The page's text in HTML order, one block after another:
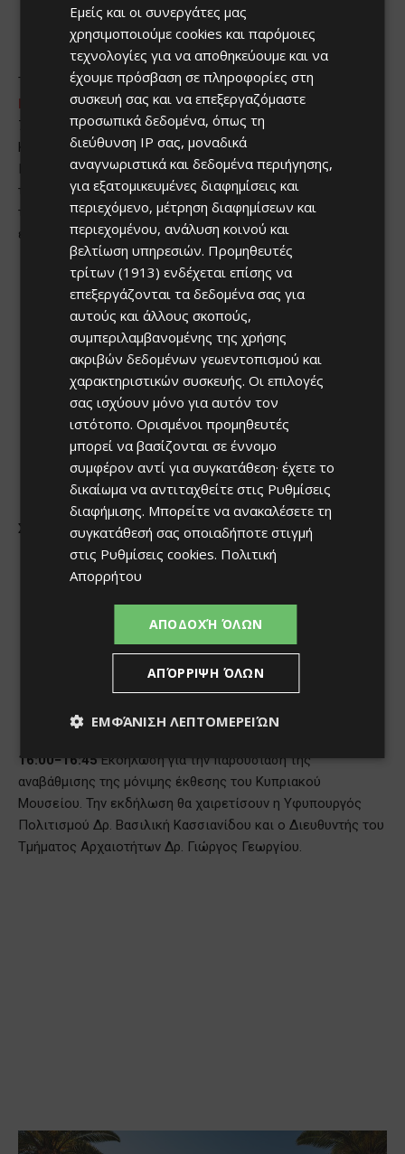
Εμείς και οι συνεργάτες μας
χρησιμοποιούμε cookies και παρόμοιες
τεχνολογίες για να αποθηκεύουμε και να
έχουμε πρόσβαση σε πληροφορίες στη
συσκευή σας και να επεξεργαζόμαστε
προσωπικά δεδομένα, όπως τη
διεύθυνση IP σας, μοναδικά
αναγνωριστικά και δεδομένα περιήγησης,
για εξατομικευμένες διαφημίσεις και
περιεχόμενο, μέτρηση διαφημίσεων και
περιεχομένου, ανάλυση κοινού και
βελτίωση υπηρεσιών. Προμηθευτές
τρίτων (1913) ενδέχεται επίσης να
επεξεργάζονται τα δεδομένα σας για
αυτούς και άλλους σκοπούς,
συμπεριλαμβανομένης της χρήσης
ακριβών δεδομένων γεωεντοπισμού και
χαρακτηριστικών συσκευής. Οι επιλογές
σας ισχύουν μόνο για αυτόν τον
ιστότοπο. Ορισμένοι προμηθευτές
μπορεί να βασίζονται σε έννομο
συμφέρον αντί για συγκατάθεση· έχετε το
δικαίωμα να αντιταχθείτε στις Ρυθμίσεις
διαφήμισης. Μπορείτε να ανακαλέσετε τη
συγκατάθεσή σας οποιαδήποτε στιγμή
στις Ρυθμίσεις cookies. Πολιτική
Απορρήτου
ΑΠΟΔΟΧΉ ΌΛΩΝ
ΑΠΌΡΡΙΨΗ ΌΛΩΝ
ΕΜΦΆΝΙΣΗ ΛΕΠΤΟΜΕΡΕΙΏΝ